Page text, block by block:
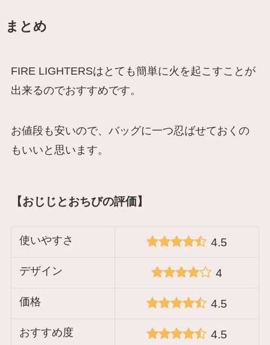
まとめ
FIRE LIGHTERSはとても簡単に火を起こすことが
出来るのでおすすめです。
お値段も安いので、バッグに一つ忍ばせておくの
もいいと思います。
【おじじとおちびの評価】
使いやすさ 4.5
デザイン 4
価格 4.5
おすすめ度 4.5